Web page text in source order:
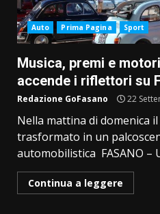
Auto Prima Pagina Sport
Musica, premi e
accende i riflettori su
Redazione GoFasano 22
Nella mattina di domenica
trasformato in un
automobilistica FASANO –
Continua a leggere